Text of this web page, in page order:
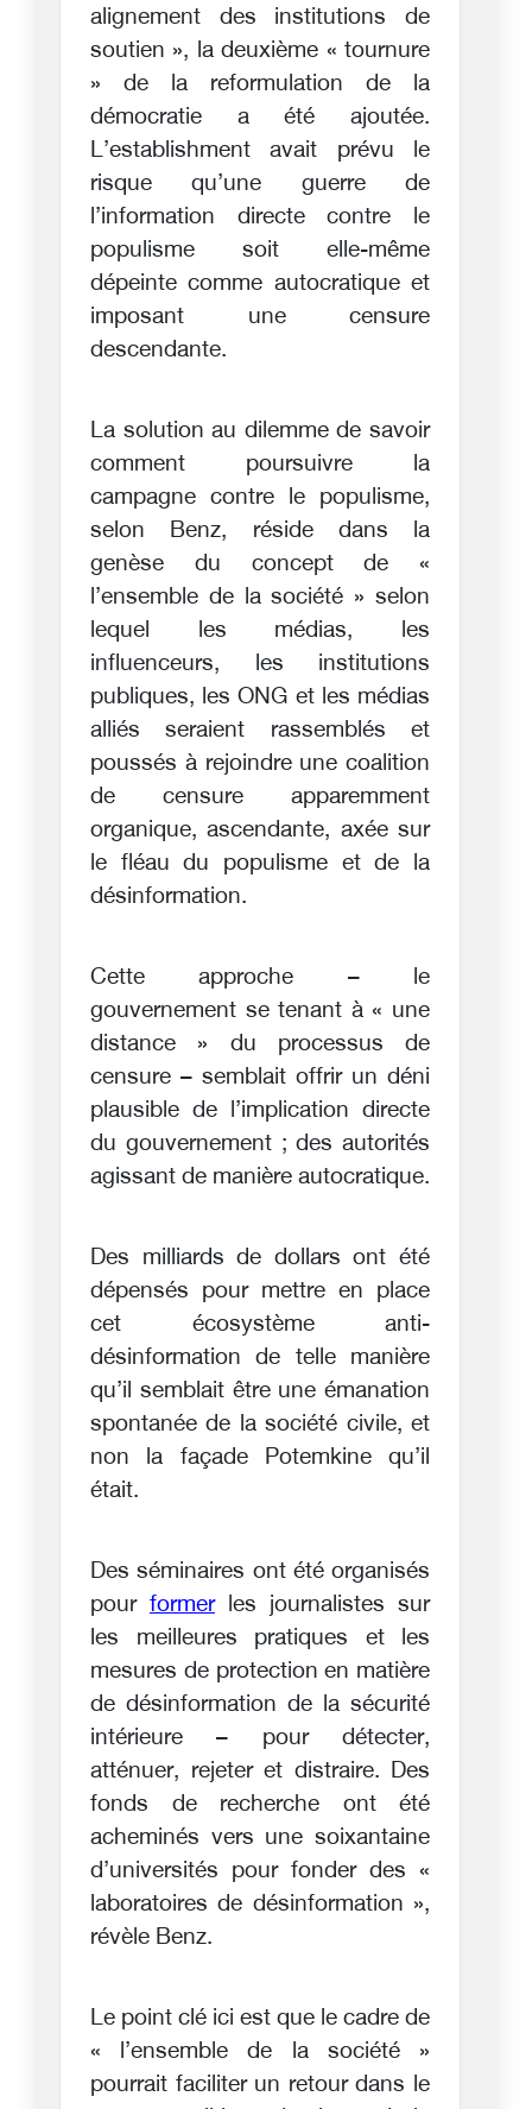
alignement des institutions de
soutien », la deuxième « tournure
» de la reformulation de la
démocratie a été ajoutée.
L’establishment avait prévu le
risque qu’une guerre de
l’information directe contre le
populisme soit elle-même
dépeinte comme autocratique et
imposant une censure
descendante.
La solution au dilemme de savoir
comment poursuivre la
campagne contre le populisme,
selon Benz, réside dans la
genèse du concept de «
l’ensemble de la société » selon
lequel les médias, les
influenceurs, les institutions
publiques, les ONG et les médias
alliés seraient rassemblés et
poussés à rejoindre une coalition
de censure apparemment
organique, ascendante, axée sur
le fléau du populisme et de la
désinformation.
Cette approche – le
gouvernement se tenant à « une
distance » du processus de
censure – semblait offrir un déni
plausible de l’implication directe
du gouvernement ; des autorités
agissant de manière autocratique.
Des milliards de dollars ont été
dépensés pour mettre en place
cet écosystème anti-
désinformation de telle manière
qu’il semblait être une émanation
spontanée de la société civile, et
non la façade Potemkine qu’il
était.
Des séminaires ont été organisés
pour formerles journalistes sur
les meilleures pratiques et les
mesures de protection en matière
de désinformation de la sécurité
intérieure – pour détecter,
atténuer, rejeter et distraire. Des
fonds de recherche ont été
acheminés vers une soixantaine
d’universités pour fonder des «
laboratoires de désinformation »,
révèle Benz.
Le point clé ici est que le cadre de
« l’ensemble de la société »
pourrait faciliter un retour dans le